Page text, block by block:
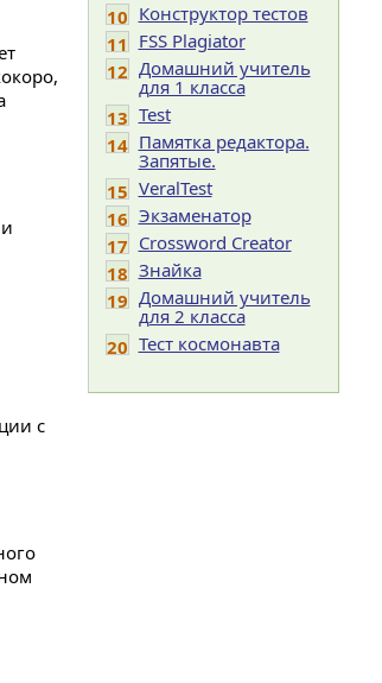
с
10 Конструктор тестов
11 FSS Plagiator
12 Домашний учитель
для 1 класса
13 Test
14 Памятка редактора.
Запятые.
15 VeralTest
16 Экзаменатор
17 Crossword Creator
18 Знайка
19 Домашний учитель
для 2 класса
20 Тест космонавта